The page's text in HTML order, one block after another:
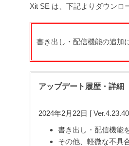
Xit SE は、下記よりダウンロ
書き出し・配信機能の追加
アップデート履歴・詳細
2024年2月22日 [
書き出し・配信機能
その他、軽微な不具